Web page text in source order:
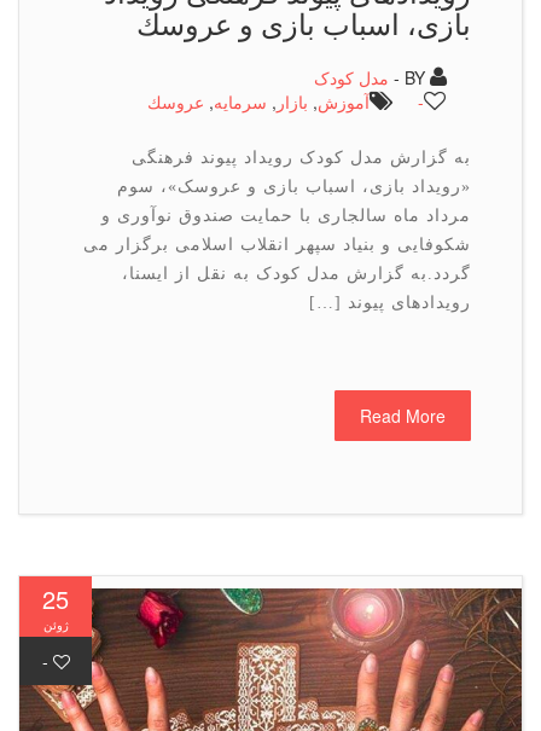
بازی، اسباب بازی و عروسك
مدل کودک
آموزش,بازار ,سرمایه,عروسك
به گزارش مدل کودک رویداد پیوند فرهنگی
«رویداد بازی، اسباب بازی و عروسک»، سوم
مرداد ماه سالجاری با حمایت صندوق نوآوری و
شکوفایی و بنیاد سپهر انقلاب اسلامی برگزار می
گردد.به گزارش مدل کودک به نقل از ایسنا،
رویدادهای پیوند […]
Read More
25
-